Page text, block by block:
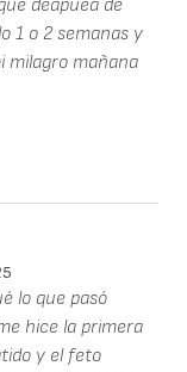
deapuea de
1 o 2 semanas y
milagro mañana
lo que pasó
hice la primera
y el feto